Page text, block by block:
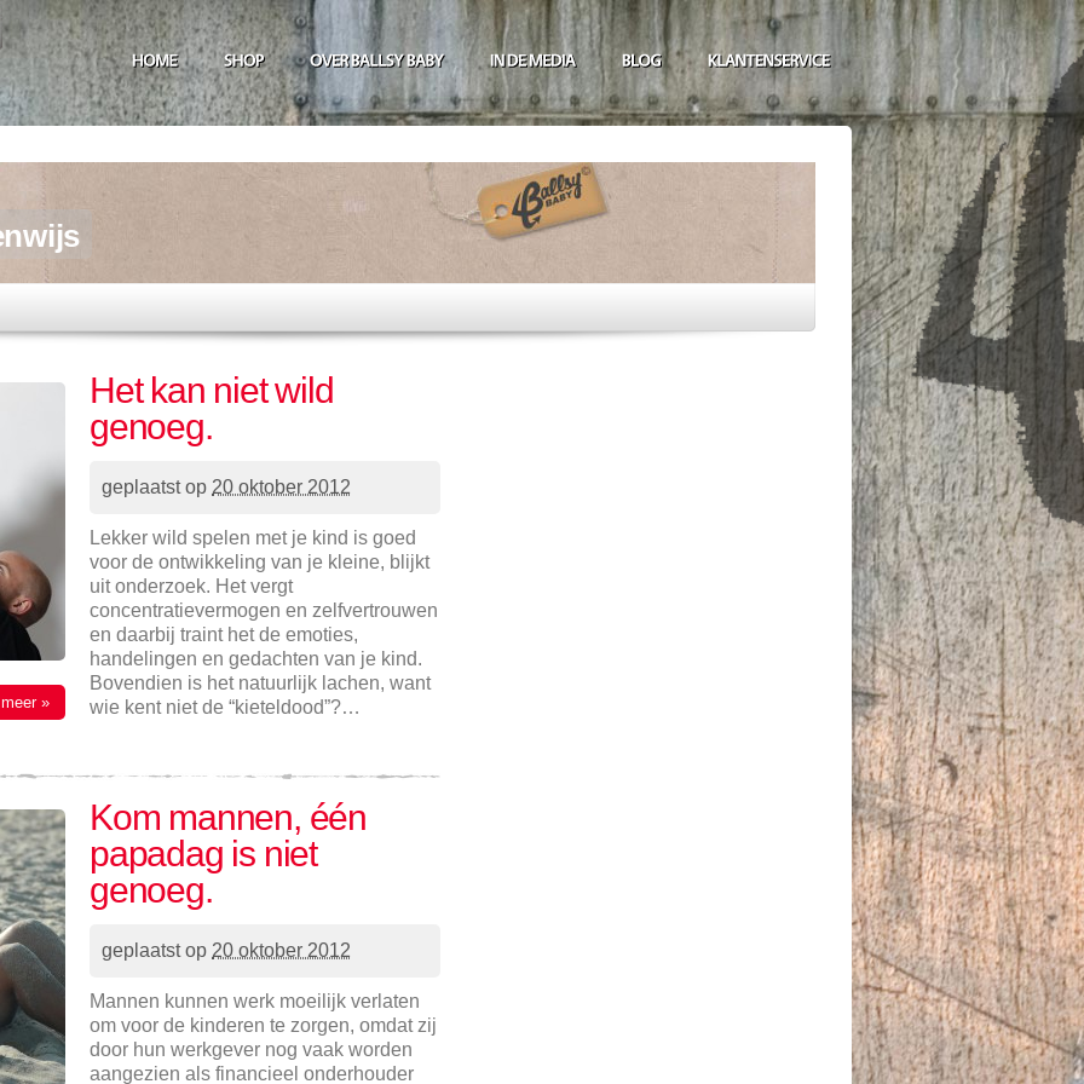
»
Het kan niet wild
genoeg.
geplaatst op 20 oktober 2012
Lekker wild spelen met je kind is goed
voor de ontwikkeling van je kleine, blijkt
uit onderzoek. Het vergt
concentratievermogen en zelfvertrouwen
en daarbij traint het de emoties,
handelingen en gedachten van je kind.
Bovendien is het natuurlijk lachen, want
wie kent niet de “kieteldood”?…
Kom mannen, één
papadag is niet
genoeg.
geplaatst op 20 oktober 2012
Mannen kunnen werk moeilijk verlaten
om voor de kinderen te zorgen, omdat zij
door hun werkgever nog vaak worden
aangezien als financieel onderhouder